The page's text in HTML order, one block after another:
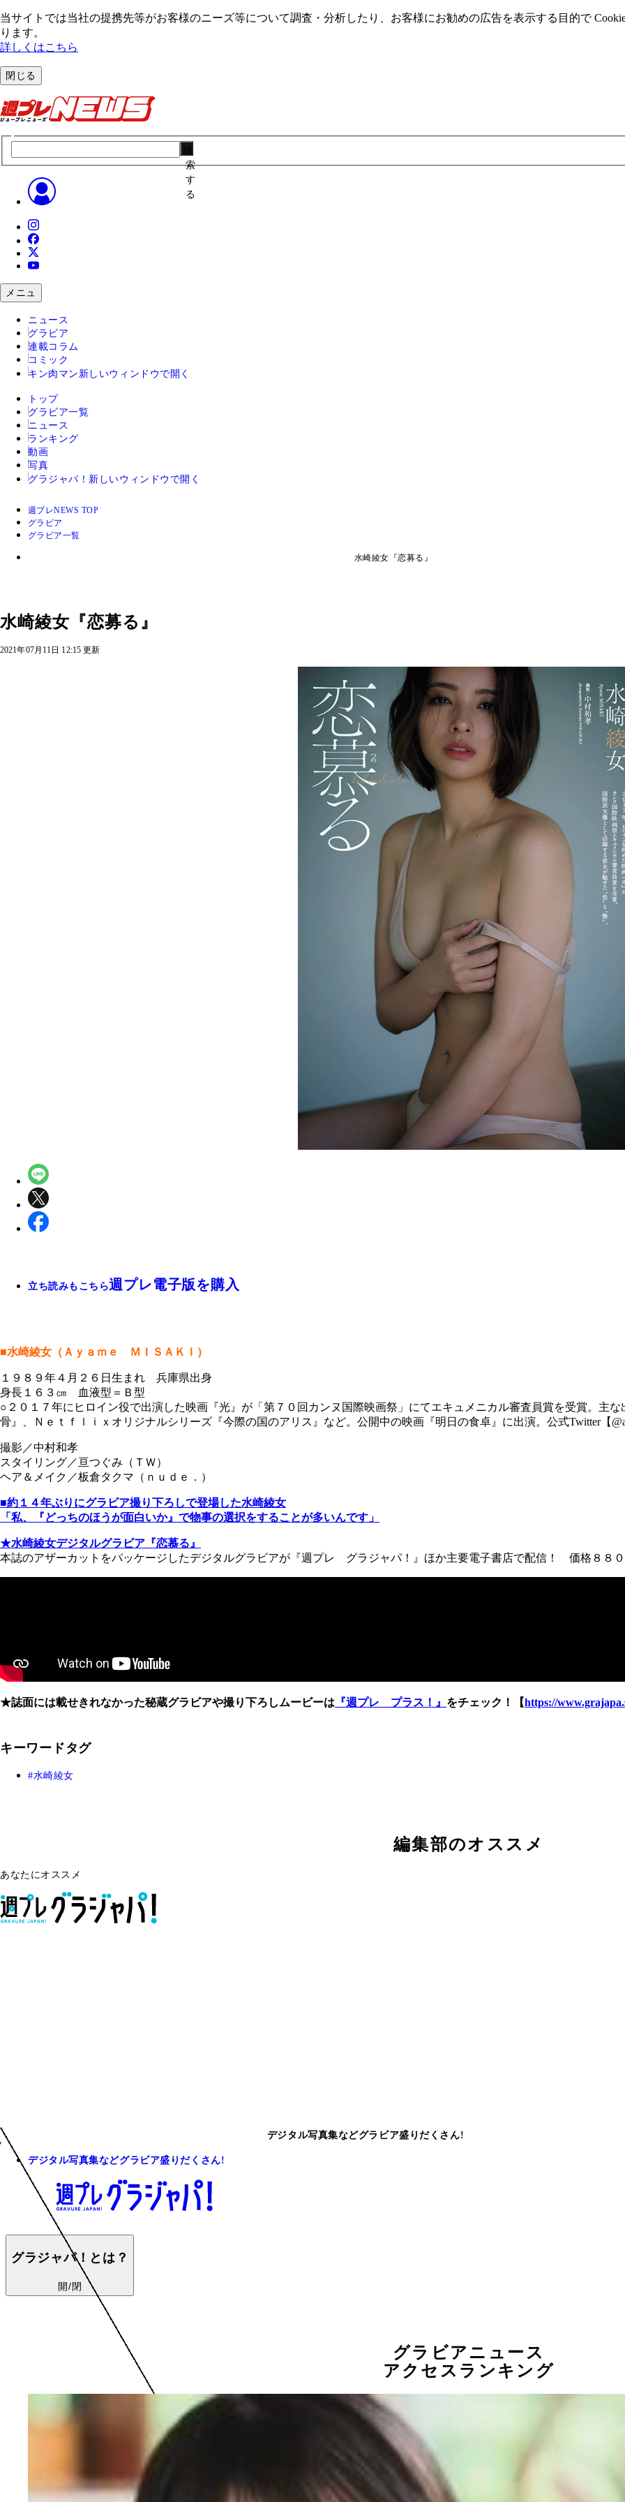
当サイトでは当社の提携先等がお客様のニーズ等について調査・分析したり、お客様にお勧めの広告を表⽰する⽬的で
ります。
詳しくはこちら
閉じる
索
す
る
メニュ
ニュース
グラビア
連載コラム
コミック
キン肉マン 新しいウィンドウで開く
トップ
グラビア一覧
ニュース
ランキング
動画
写真
グラジャパ！ 新しいウィンドウで開く
週プレNEWS TOP
グラビア
グラビア一覧
水崎綾女『恋募る』
水崎綾女『恋募る』
2021年07月11日 12:15 更新
立ち読みもこちら週プレ電子版を購入
■水崎綾女（Ａｙａｍｅ ＭＩＳＡＫＩ）
１９８９年４月２６日生まれ 兵庫県出身
身長１６３㎝ 血液型＝Ｂ型
○２０１７年にヒロイン役で出演した映画『光』が「第７０回カンヌ国際映画祭」にてエキュメニカル審査員賞を受賞。主
骨』、Ｎｅｔｆｌｉｘオリジナルシリーズ『今際の国のアリス』など。公開中の映画『明日の食卓』に出演。公式Twitter【
撮影／中村和孝
スタイリング／亘つぐみ（ＴＷ）
ヘア＆メイク／板倉タクマ（ｎｕｄｅ．）
■約１４年ぶりにグラビア撮り下ろしで登場した水崎綾女
「私、『どっちのほうが面白いか』で物事の選択をすることが多いんです」
★水崎綾女デジタルグラビア『恋慕る』
本誌のアザーカットをパッケージしたデジタルグラビアが『週プレ グラジャパ！』ほか主要電子書店で配信！ 価格８８０
★誌面には載せきれなかった秘蔵グラビアや撮り下ろしムービーは 『週プレ プラス！』 をチェック！【https://
キーワードタグ
水崎綾女
編集部のオススメ
あなたにオススメ
デジタル写真集などグラビア盛りだくさん!
デジタル写真集などグラビア盛りだくさん!
グラジャパ！とは？
開/閉
グラビアニュース
アクセスランキング